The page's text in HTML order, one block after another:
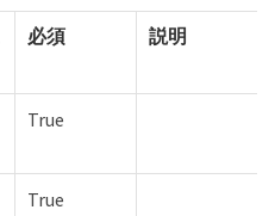
必須 説明
True
True